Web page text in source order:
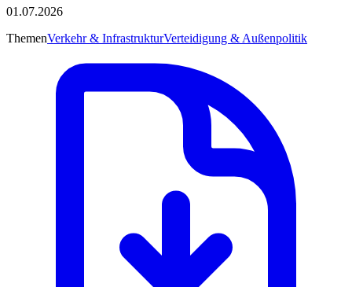
01.07.2026
ThemenVerkehr & InfrastrukturVerteidigung & Außenpolitik